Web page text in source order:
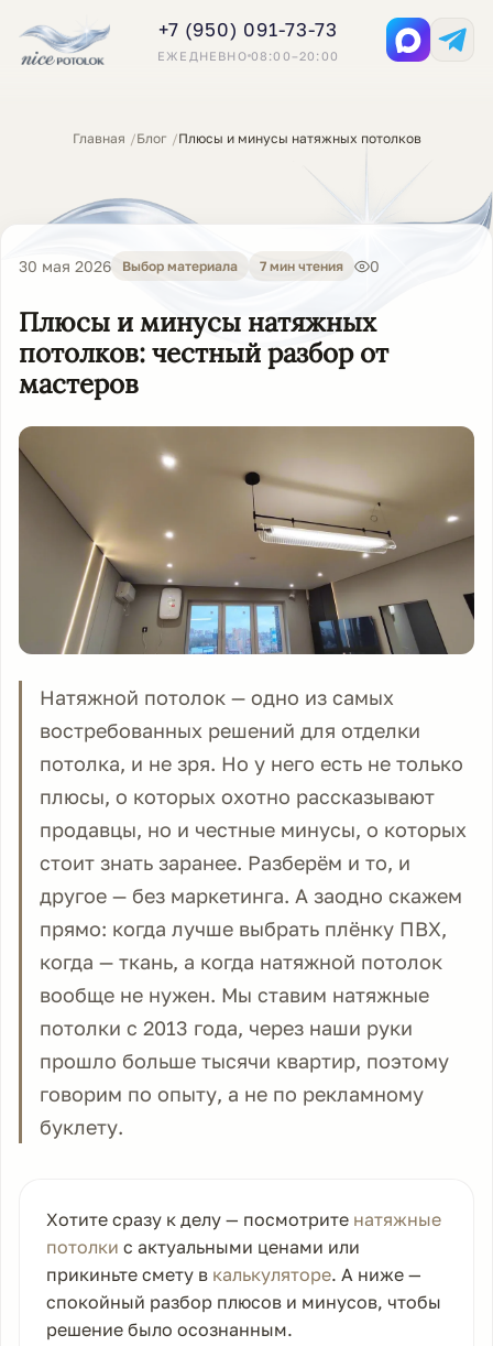
+7 (950) 091-73-73
ЕЖЕДНЕВНО 08:00–20:00
Главная Блог Плюсы и минусы натяжных потолков
30 мая 2026 Выбор материала 7 мин чтения 0
Плюсы и минусы натяжных
потолков: честный разбор от
мастеров
Натяжной потолок — одно из самых
востребованных решений для отделки
потолка, и не зря. Но у него есть не только
плюсы, о которых охотно рассказывают
продавцы, но и честные минусы, о которых
стоит знать заранее. Разберём и то, и
другое — без маркетинга. А заодно скажем
прямо: когда лучше выбрать плёнку ПВХ,
когда — ткань, а когда натяжной потолок
вообще не нужен. Мы ставим натяжные
потолки с 2013 года, через наши руки
прошло больше тысячи квартир, поэтому
говорим по опыту, а не по рекламному
буклету.
Хотите сразу к делу — посмотрите натяжные
потолки с актуальными ценами или
прикиньте смету в калькуляторе. А ниже —
спокойный разбор плюсов и минусов, чтобы
решение было осознанным.